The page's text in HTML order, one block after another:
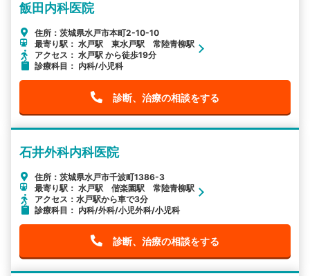
飯田内科医院
住所：茨城県水戸市本町2-10-10
最寄り駅： 水戸駅 東水戸駅 常陸青柳駅
アクセス： 水戸駅 から徒歩19分
診療科目： 内科/小児科
診断、治療の相談をする
石井外科内科医院
住所：茨城県水戸市千波町1386-3
最寄り駅： 水戸駅 偕楽園駅 常陸青柳駅
アクセス：水戸駅から車で3分
診療科目： 内科/外科/小児外科/小児科
診断、治療の相談をする